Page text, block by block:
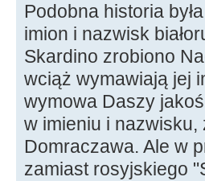
Podobna historia
imion i nazwisk
Skardino zrobiono
wciąż wymawiają jej
wymowa Daszy
w imieniu i
Domraczawa. Ale w
zamiast rosyjskiego